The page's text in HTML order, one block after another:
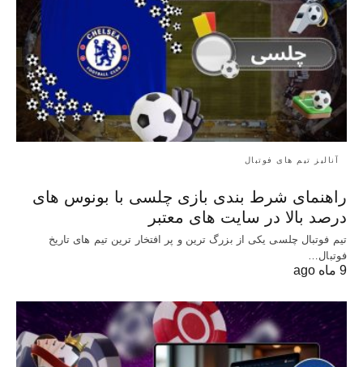
آنالیز تیم های فوتبال
راهنمای شرط بندی بازی چلسی با بونوس های
درصد بالا در سایت های معتبر
تیم فوتبال چلسی یکی از بزرگ ترین و پر افتخار ترین تیم های تاریخ
فوتبال…
9 ماه ago